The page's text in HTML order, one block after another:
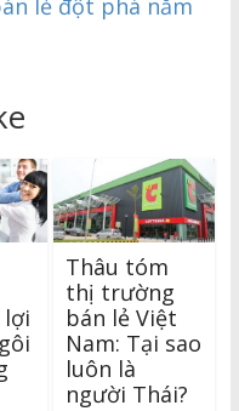
lợi
Thâu tóm
thị trường
bán lẻ Việt
Nam: Tại sao
luôn là
người Thái?